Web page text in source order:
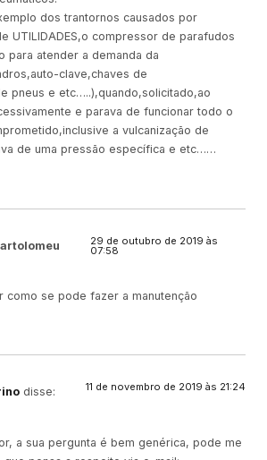
dos trantornos causados por
UTILIDADES,o compressor de parafudos
para atender a demanda da
clave,chaves de
pneus e etc…..),quando,solicitado,ao
e parava de funcionar todo o
a vulcanização de
de uma pressão específica e etc……
29 de outubro de 2019 às
07:58
como se pode fazer a manutenção
disse: 11 de novembro de 2019 às 21:24
a sua pergunta é bem genérica, pode me